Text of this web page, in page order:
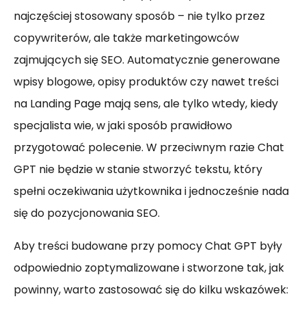
najczęściej stosowany sposób – nie tylko przez
copywriterów, ale także marketingowców
zajmujących się SEO. Automatycznie generowane
wpisy blogowe, opisy produktów czy nawet treści
na Landing Page mają sens, ale tylko wtedy, kiedy
specjalista wie, w jaki sposób prawidłowo
przygotować polecenie. W przeciwnym razie Chat
GPT nie będzie w stanie stworzyć tekstu, który
spełni oczekiwania użytkownika i jednocześnie nada
się do pozycjonowania SEO.
Aby treści budowane przy pomocy Chat GPT były
odpowiednio zoptymalizowane i stworzone tak, jak
powinny, warto zastosować się do kilku wskazówek: